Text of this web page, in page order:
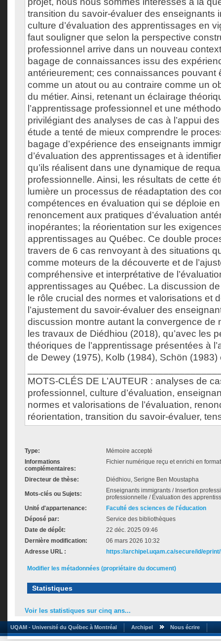
transition du savoir-évaluer des enseignants
culture d’évaluation des apprentissages en
faut souligner que selon la perspective
professionnel arrive dans un nouveau
bagage de connaissances issu des
antérieurement; ces connaissances pouvant
comme un atout ou au contraire comme un
du métier. Ainsi, retenant un éclairage
l’apprentissage professionnel et une
privilégiant des analyses de cas à l’appui
étude a tenté de mieux comprendre le
bagage d’expérience des enseignants
d’évaluation des apprentissages et à
qu’ils réalisent dans une dynamique de
professionnelle. Ainsi, les résultats de cette
lumière un processus de réadaptation des
compétences en évaluation qui se déploie
renoncement aux pratiques d’évaluation
inopérantes; la réorientation sur les
apprentissages au Québec. Ce double
travers de 6 cas renvoyant à des situations
comme moteurs de la découverte et de
compréhensive et interprétative de
apprentissages au Québec. La discussion
le rôle crucial des normes et valorisations et
l’ajustement du savoir-évaluer des
discussion montre autant la convergence de
les travaux de Diédhiou (2018), qu’avec les
théoriques de l’apprentissage présentées à
de Dewey (1975), Kolb (1984), Schön (1983)
MOTS-CLÉS DE L’AUTEUR : analyses de
professionnel, culture d’évaluation,
normes et valorisations de l’évaluation,
réorientation, transition du savoir-évaluer,
Type:
Mémoire accepté
Informations
complémentaires:
Fichier numérique reçu et enrichi en
Directeur de thèse: Diédhiou, Serigne Ben Moustapha
Mots-clés ou Sujets:
Enseignants immigrants / Insertion
professionnelle / Évaluation des
Unité d'appartenance:
Faculté des sciences de l'éducation
Déposé par:
Service des bibliothèques
Date de dépôt:
22 déc. 2025 09:46
Dernière modification:
06 mars 2026 10:32
Adresse URL :
https://archipel.uqam.ca/secure/id/
Modifier les métadonnées (propriétaire du document)
Statistiques
Voir les statistiques sur cinq ans...
UQAM - Université du Québec à Montréal Archipel Nous écrire